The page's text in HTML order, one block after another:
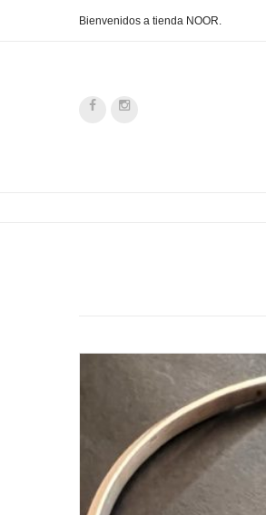
Bienvenidos a tienda NOOR.